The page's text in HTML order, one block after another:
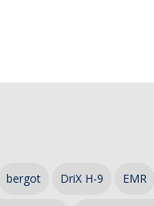
bergot DriX H-9 EMR